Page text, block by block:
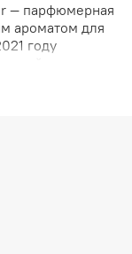
— парфюмерная
ароматом для
году
Роскошный и
что нашло
в виде
цветов иланг-